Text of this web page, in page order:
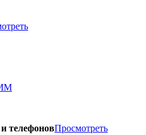
телефоновПросмотреть